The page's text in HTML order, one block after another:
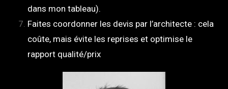
dans mon tableau).
Faites coordonner les devis par l’architecte : cela
coûte, mais évite les reprises et optimise le
rapport qualité/prix